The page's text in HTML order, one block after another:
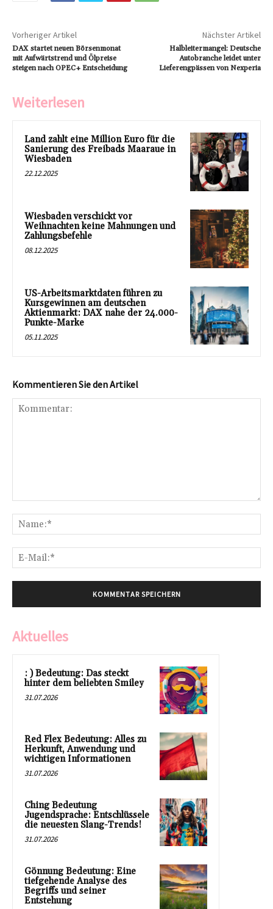
Vorheriger Artikel
DAX startet neuen Börsenmonat
mit Aufwärtstrend und Ölpreise
steigen nach OPEC+ Entscheidung
Nächster Artikel
Halbleitermangel: Deutsche
Autobranche leidet unter
Lieferengpässen von Nexperia
Weiterlesen
Land zahlt eine Million Euro für die
Sanierung des Freibads Maaraue in
Wiesbaden
22.12.2025
Wiesbaden verschickt vor
Weihnachten keine Mahnungen und
Zahlungsbefehle
08.12.2025
US-Arbeitsmarktdaten führen zu
Kursgewinnen am deutschen
Aktienmarkt: DAX nahe der 24.000-
Punkte-Marke
05.11.2025
Kommentieren Sie den Artikel
Aktuelles
: ) Bedeutung: Das steckt
hinter dem beliebten Smiley
31.07.2026
Red Flex Bedeutung: Alles zu
Herkunft, Anwendung und
wichtigen Informationen
31.07.2026
Ching Bedeutung
Jugendsprache: Entschlüssele
die neuesten Slang-Trends!
31.07.2026
Gönnung Bedeutung: Eine
tiefgehende Analyse des
Begriffs und seiner
Entstehung